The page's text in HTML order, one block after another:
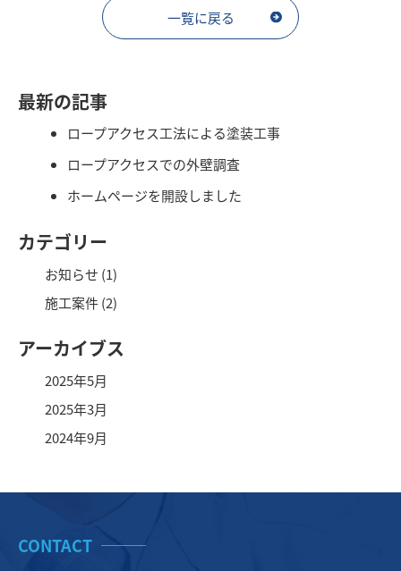
一覧に戻る
最新の記事
ロープアクセス工法による塗装工事
ロープアクセスでの外壁調査
ホームページを開設しました
カテゴリー
お知らせ (1)
施工案件(2)
アーカイブス
2025年5月
2025年3月
2024年9月
CONTACT